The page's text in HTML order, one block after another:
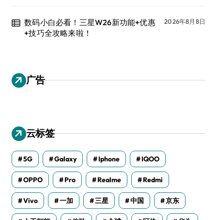
数码小白必看！三星W26新功能+优惠
+技巧全攻略来啦！
2026年8月8日
广告
云标签
5G Galaxy Iphone IQOO
OPPO Pro Realme Redmi
Vivo 一加 三星 中国 京东